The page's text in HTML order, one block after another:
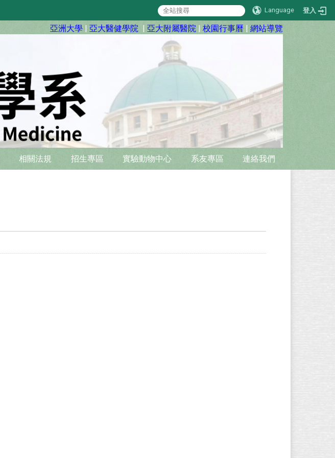
Language 登入
亞洲大學 | 亞大醫健學院 | 亞大附屬醫院 | 校園行事曆 | 網站導覽
相關法規 招生專區 實驗動物中心 系友專區 連絡我們